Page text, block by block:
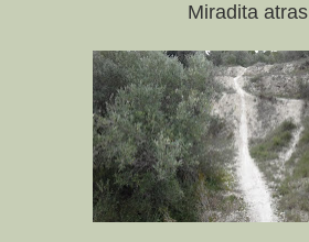
Miradita atras